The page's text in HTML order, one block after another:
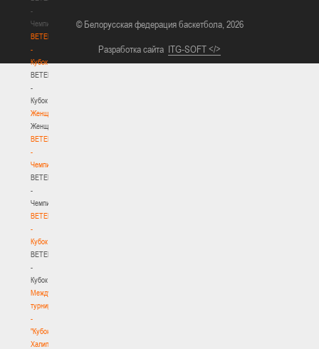
-
Чемпионат
BETERA
-
Кубок
BETERA
-
Кубок
Женщины
Женщины
BETERA
-
Чемпионат
BETERA
-
Чемпионат
BETERA
-
Кубок
BETERA
-
Кубок
Международный
турнир
-
"Кубок
Халипского"
© Белорусская федерация баскетбола, 2026
Разработка сайта ITG-SOFT </>